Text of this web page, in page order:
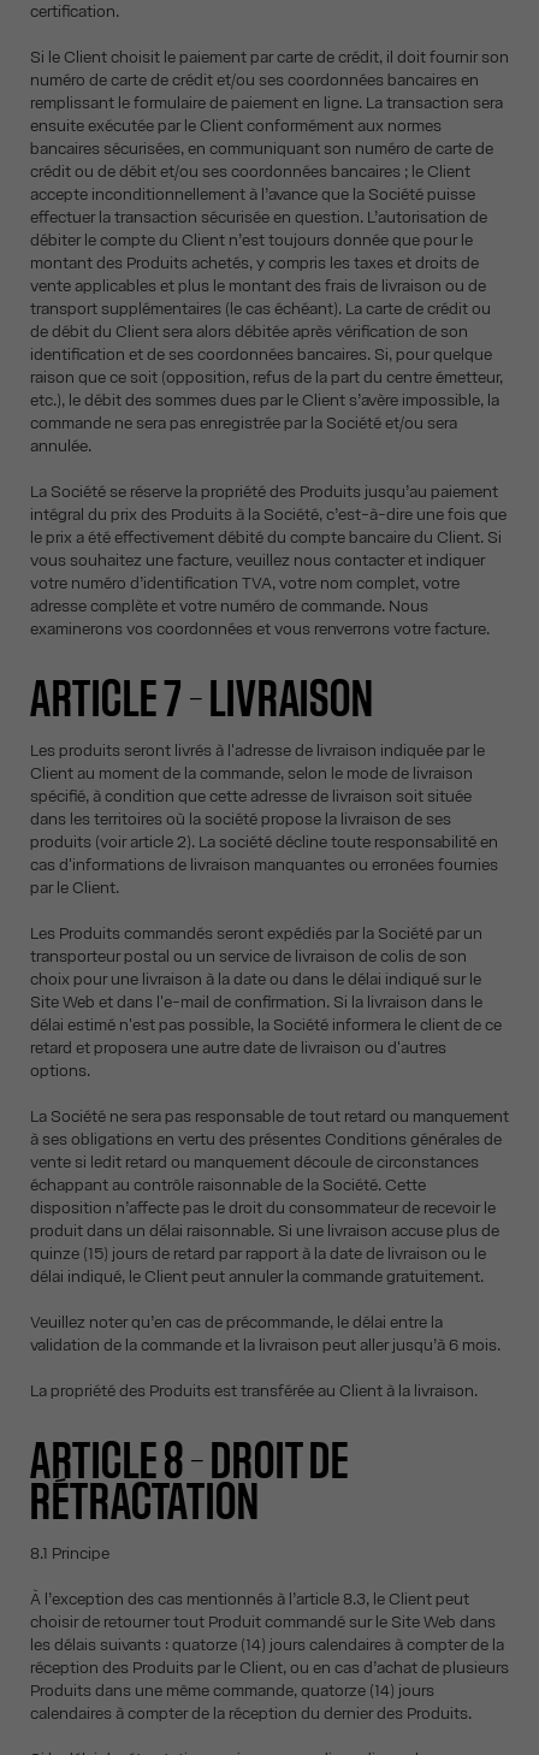
certification.
Si le Client choisit le paiement par carte de crédit, il doit fournir son
numéro de carte de crédit et/ou ses coordonnées bancaires en
remplissant le formulaire de paiement en ligne. La transaction sera
ensuite exécutée par le Client conformément aux normes
bancaires sécurisées, en communiquant son numéro de carte de
crédit ou de débit et/ou ses coordonnées bancaires ; le Client
accepte inconditionnellement à l’avance que la Société puisse
effectuer la transaction sécurisée en question. L’autorisation de
débiter le compte du Client n’est toujours donnée que pour le
montant des Produits achetés, y compris les taxes et droits de
vente applicables et plus le montant des frais de livraison ou de
transport supplémentaires (le cas échéant). La carte de crédit ou
de débit du Client sera alors débitée après vérification de son
identification et de ses coordonnées bancaires. Si, pour quelque
raison que ce soit (opposition, refus de la part du centre émetteur,
etc.), le débit des sommes dues par le Client s’avère impossible, la
commande ne sera pas enregistrée par la Société et/ou sera
annulée.
La Société se réserve la propriété des Produits jusqu’au paiement
intégral du prix des Produits à la Société, c’est-à-dire une fois que
le prix a été effectivement débité du compte bancaire du Client. Si
vous souhaitez une facture, veuillez nous contacter et indiquer
votre numéro d’identification TVA, votre nom complet, votre
adresse complète et votre numéro de commande. Nous
examinerons vos coordonnées et vous renverrons votre facture.
ARTICLE 7 – LIVRAISON
Les produits seront livrés à l'adresse de livraison indiquée par le
Client au moment de la commande, selon le mode de livraison
spécifié, à condition que cette adresse de livraison soit située
dans les territoires où la société propose la livraison de ses
produits (voir article 2). La société décline toute responsabilité en
cas d'informations de livraison manquantes ou erronées fournies
par le Client.
Les Produits commandés seront expédiés par la Société par un
transporteur postal ou un service de livraison de colis de son
choix pour une livraison à la date ou dans le délai indiqué sur le
Site Web et dans l'e-mail de confirmation. Si la livraison dans le
délai estimé n'est pas possible, la Société informera le client de ce
retard et proposera une autre date de livraison ou d'autres
options.
La Société ne sera pas responsable de tout retard ou manquement
à ses obligations en vertu des présentes Conditions générales de
vente si ledit retard ou manquement découle de circonstances
échappant au contrôle raisonnable de la Société. Cette
disposition n’affecte pas le droit du consommateur de recevoir le
produit dans un délai raisonnable. Si une livraison accuse plus de
quinze (15) jours de retard par rapport à la date de livraison ou le
délai indiqué, le Client peut annuler la commande gratuitement.
Veuillez noter qu’en cas de précommande, le délai entre la
validation de la commande et la livraison peut aller jusqu’à 6 mois.
La propriété des Produits est transférée au Client à la livraison.
ARTICLE 8 – DROIT DE
RÉTRACTATION
8.1 Principe
À l’exception des cas mentionnés à l’article 8.3, le Client peut
choisir de retourner tout Produit commandé sur le Site Web dans
les délais suivants : quatorze (14) jours calendaires à compter de la
réception des Produits par le Client, ou en cas d’achat de plusieurs
Produits dans une même commande, quatorze (14) jours
calendaires à compter de la réception du dernier des Produits.